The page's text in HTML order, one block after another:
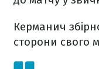
Керманич
сторони свого